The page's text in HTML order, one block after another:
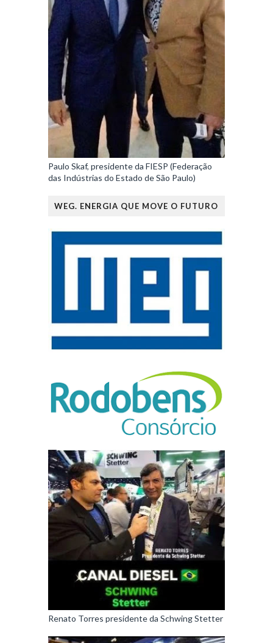
Paulo Skaf, presidente da FIESP (Federação
das Indústrias do Estado de São Paulo)
WEG. ENERGIA QUE MOVE O FUTURO
Renato Torres presidente da Schwing Stetter